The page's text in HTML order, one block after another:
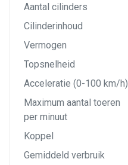
Aantal cilinders
Cilinderinhoud
Vermogen
Topsnelheid
Acceleratie (0-100 km/h)
Maximum aantal toeren
per minuut
Koppel
Gemiddeld verbruik